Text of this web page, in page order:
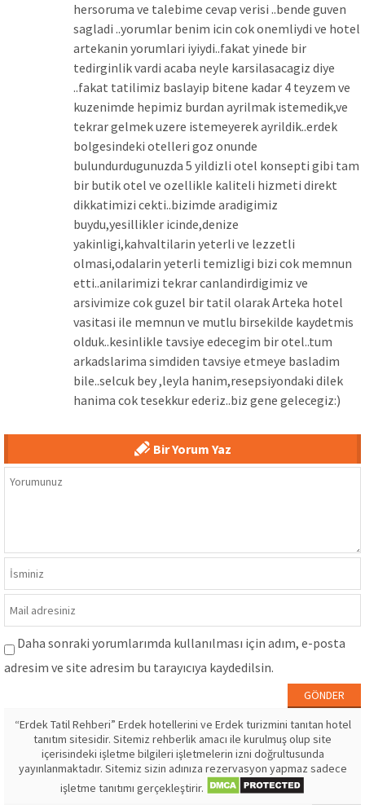
hersoruma ve talebime cevap verisi ..bende guven
sagladi ..yorumlar benim icin cok onemliydi ve hotel
artekanin yorumlari iyiydi..fakat yinede bir
tedirginlik vardi acaba neyle karsilasacagiz diye
..fakat tatilimiz baslayip bitene kadar 4 teyzem ve
kuzenimde hepimiz burdan ayrilmak istemedik,ve
tekrar gelmek uzere istemeyerek ayrildik..erdek
bolgesindeki otelleri goz onunde
bulundurdugunuzda 5 yildizli otel konsepti gibi tam
bir butik otel ve ozellikle kaliteli hizmeti direkt
dikkatimizi cekti..bizimde aradigimiz
buydu,yesillikler icinde,denize
yakinligi,kahvaltilarin yeterli ve lezzetli
olmasi,odalarin yeterli temizligi bizi cok memnun
etti..anilarimizi tekrar canlandirdigimiz ve
arsivimize cok guzel bir tatil olarak Arteka hotel
vasitasi ile memnun ve mutlu birsekilde kaydetmis
olduk..kesinlikle tavsiye edecegim bir otel..tum
arkadslarima simdiden tavsiye etmeye basladim
bile..selcuk bey ,leyla hanim,resepsiyondaki dilek
hanima cok tesekkur ederiz..biz gene gelecegiz:)
Bir Yorum Yaz
Daha sonraki yorumlarımda kullanılması için adım, e-posta
adresim ve site adresim bu tarayıcıya kaydedilsin.
“Erdek Tatil Rehberi” Erdek hotellerini ve Erdek turizmini tanıtan hotel
tanıtım sitesidir. Sitemiz rehberlik amacı ile kurulmuş olup site
içerisindeki işletme bilgileri işletmelerin izni doğrultusunda
yayınlanmaktadır. Sitemiz sizin adınıza rezervasyon yapmaz sadece
işletme tanıtımı gerçekleştirir.